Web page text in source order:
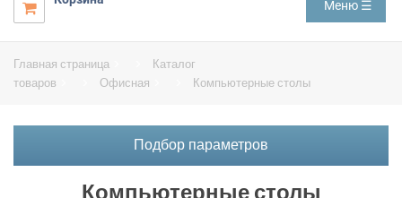
 Меню ☰
Главная страница
Каталог
товаров
Офисная Компьютерные столы
Подбор параметров
Компьютерные столы